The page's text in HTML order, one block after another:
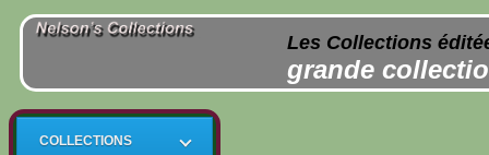
Les Collections
grande
COLLECTIONS